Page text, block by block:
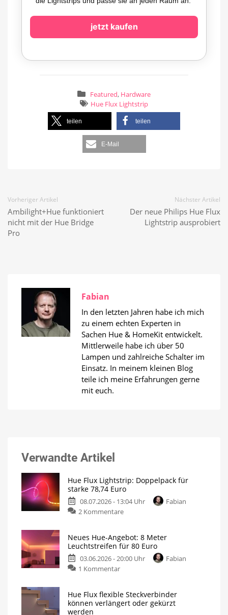
jetzt kaufen
Featured, Hardware
Hue Flux Lightstrip
teilen teilen
E-Mail
Vorheriger Artikel
Ambilight+Hue funktioniert
nicht mit der Hue Bridge
Pro
Nächster Artikel
Der neue Philips Hue Flux
Lightstrip ausprobiert
Fabian
In den letzten Jahren habe ich mich
zu einem echten Experten in
Sachen Hue & HomeKit entwickelt.
Mittlerweile habe ich über 50
Lampen und zahlreiche Schalter im
Einsatz. In meinem kleinen Blog
teile ich meine Erfahrungen gerne
mit euch.
Verwandte Artikel
Hue Flux Lightstrip: Doppelpack für
starke 78,74 Euro
08.07.2026 - 13:04 Uhr
Fabian
2 Kommentarezu
Lightstrip:
Doppelpack
für
Zweimal
Meter
Neues Hue-Angebot: 8 Meter
Leuchtstreifen für 80 Euro
03.06.2026 - 20:00 Uhr
Fabian
1 Kommentarzu
Angebot:
8
Hue Flux flexible Steckverbinder
können verlängert oder gekürzt
werden